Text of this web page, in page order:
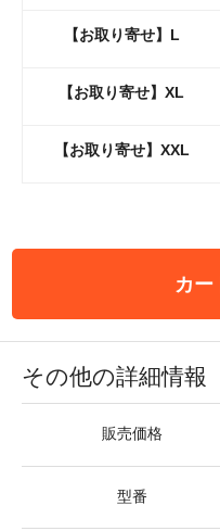
【お取り寄せ】L
【お取り寄せ】XL
【お取り寄せ】XXL
カー
その他の詳細情報
販売価格
型番